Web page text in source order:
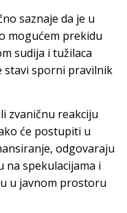
saznaje da je u
mogućem prekidu
sudija i tužilaca
stavi sporni pravilnik
zvaničnu reakciju
će postupiti u
odgovaraju
na spekulacijama i
u javnom prostoru